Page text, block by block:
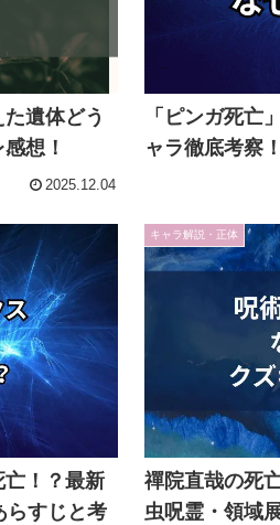
遺体どう
想！
2025.12.04
「ピンガ死亡
ャラ徹底考察
！？最新
らすじと考
キャラ解説・正体
禪院直哉の死
虫呪霊・領域